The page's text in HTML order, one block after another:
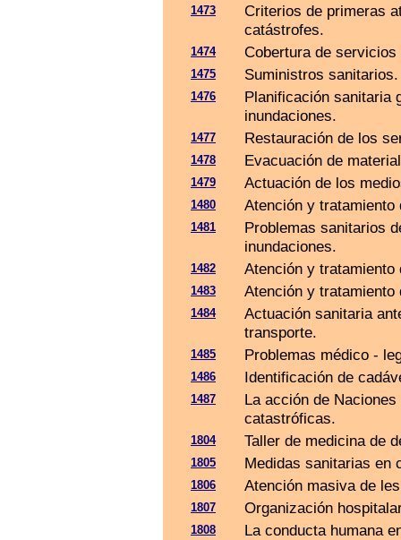
1473
Criterios de primeras
catástrofes.
1474 Cobertura de
1475 Suministros sanitarios.
1476
Planificación sanitaria
inundaciones.
1477 Restauración de los
1478 Evacuación de
1479 Actuación de los
1480 Atención y
1481
Problemas sanitarios
inundaciones.
1482 Atención y
1483 Atención y
1484
Actuación sanitaria
transporte.
1485 Problemas médico -
1486 Identificación de
1487
La acción de
catastróficas.
1804 Taller de medicina de
1805 Medidas sanitarias en
1806 Atención masiva de
1807 Organización
1808 La conducta humana